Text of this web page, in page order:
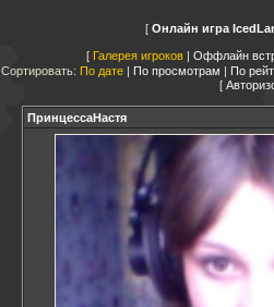
Онлайн игра
Галерея игроков| Оффлайн
Сортировать: По дате | По просмотрам | По
ПринцессаНастя